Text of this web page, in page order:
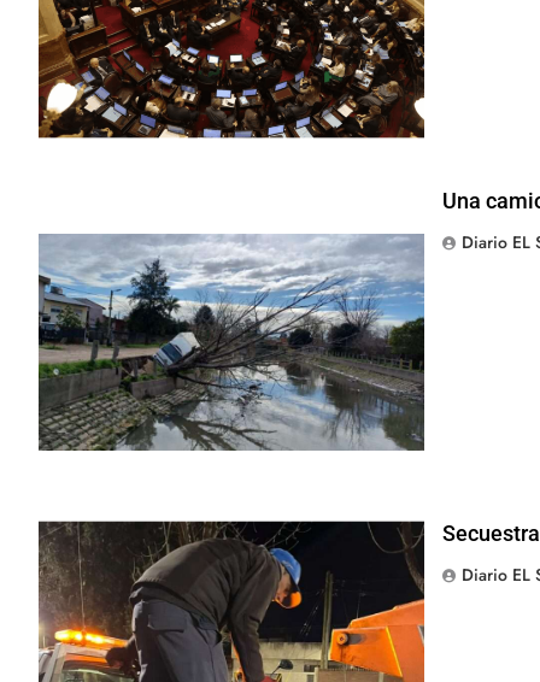
Una
Diario EL
Diario EL